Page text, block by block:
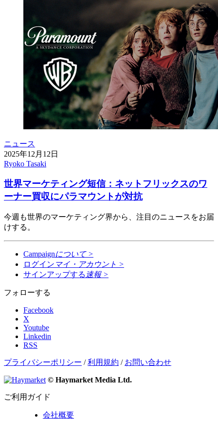
ニュース
2025年12月12日
Ryoko Tasaki
世界マーケティング短信：ネットフリックスのワ
ーナー買収にパラマウントが対抗
今週も世界のマーケティング界から、注目のニュースをお届
けする。
Campaignについて >
ログイン マイ・アカウント >
サインアップする 速報 >
フォローする
Facebook
X
Youtube
Linkedin
RSS
プライバシーポリシー /利用規約 / お問い合わせ
© Haymarket Media Ltd.
ご利用ガイド
会社概要